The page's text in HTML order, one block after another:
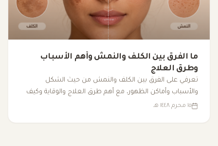
ما الفرق بين الكلف والنمش وأهم الأسباب
وطرق العلاج
تعرفي على الفرق بين الكلف والنمش من حيث الشكل
والأسباب وأماكن الظهور، مع أهم طرق العلاج والوقاية وكيف
تميزين بينهما بطريقة أوضح.
١٥ محرم ١٤٤٨ هـ